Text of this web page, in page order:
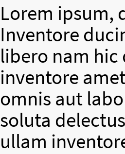
Lorem ipsum,
Inventore
libero nam hic
inventore
omnis aut
soluta
ullam